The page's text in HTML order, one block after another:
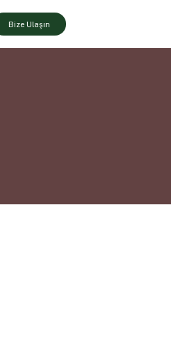
Bize Ulaşın